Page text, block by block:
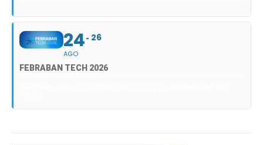
24
AGO
26
FEBRABAN TECH 2026